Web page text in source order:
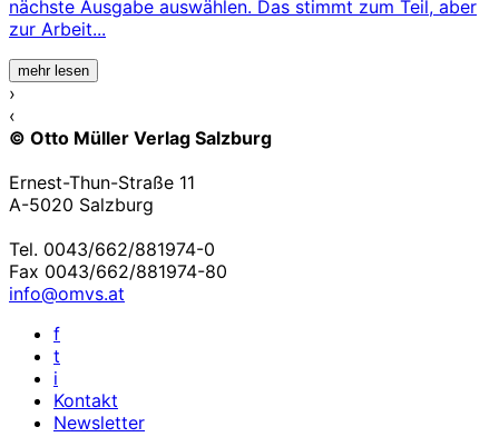
nächste Ausgabe auswählen. Das stimmt zum Teil, aber
zur Arbeit...
mehr lesen
›
‹
© Otto Müller Verlag Salzburg
Ernest-Thun-Straße 11
A-5020 Salzburg
Tel. 0043/662/881974-0
Fax 0043/662/881974-80
info@omvs.at
f
t
i
Kontakt
Newsletter